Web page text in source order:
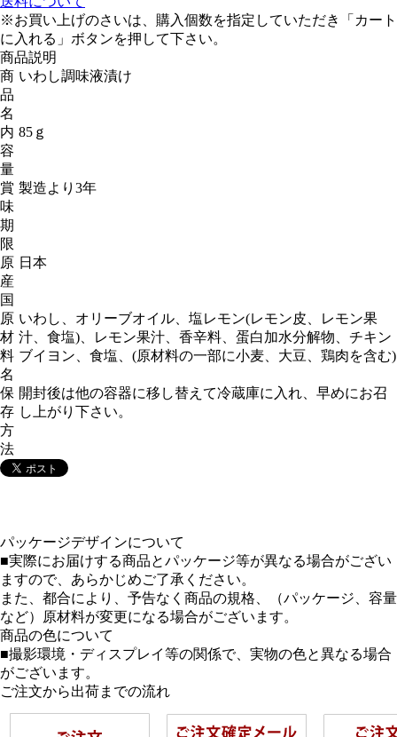
※お買い上げのさいは、購入個数を指定していただき「カート
に入れる」ボタンを押して下さい。
商品説明
商
品
名
いわし調味液漬け
内
容
量
85ｇ
賞
味
期
限
製造より3年
原
産
国
日本
原
材
料
名
いわし、オリーブオイル、塩レモン(レモン皮、レモン果
汁、食塩)、レモン果汁、香辛料、蛋白加水分解物、チキン
ブイヨン、食塩、(原材料の一部に小麦、大豆、鶏肉を含む)
保
存
方
法
開封後は他の容器に移し替えて冷蔵庫に入れ、早めにお召
し上がり下さい。
パッケージデザインについて
■実際にお届けする商品とパッケージ等が異なる場合がござい
ますので、あらかじめご了承ください。
また、都合により、予告なく商品の規格、（パッケージ、容量
など）原材料が変更になる場合がございます。
商品の色について
■撮影環境・ディスプレイ等の関係で、実物の色と異なる場合
がございます。
ご注文から出荷までの流れ